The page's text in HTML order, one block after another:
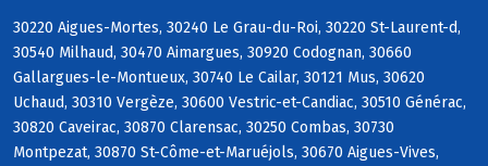
30220 Aigues-Mortes, 30240 Le Grau-du-Roi, 30220 St-Laurent-d,
30540 Milhaud, 30470 Aimargues, 30920 Codognan, 30660
Gallargues-le-Montueux, 30740 Le Cailar, 30121 Mus, 30620
Uchaud, 30310 Vergèze, 30600 Vestric-et-Candiac, 30510 Générac,
30820 Caveirac, 30870 Clarensac, 30250 Combas, 30730
Montpezat, 30870 St-Côme-et-Maruéjols, 30670 Aigues-Vives,